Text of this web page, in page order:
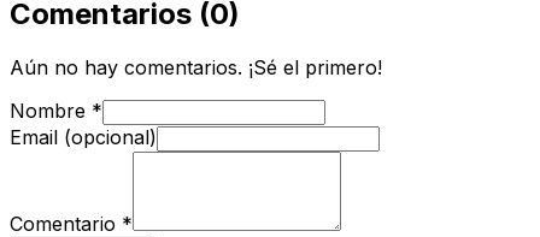
Comentarios (0)
Aún no hay comentarios. ¡Sé el primero!
Nombre *
Email (opcional)
Comentario *